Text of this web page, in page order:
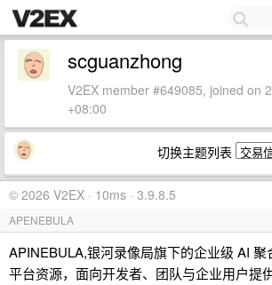
scguanzhong
V2EX member #649085, joined on
+08:00
切换主题列表
© 2026 V2EX · 10ms · 3.9.8.5
APENEBULA
APINEBULA,银河录像局旗下的企业级 AI
平台资源，面向开发者、团队与企业用户提